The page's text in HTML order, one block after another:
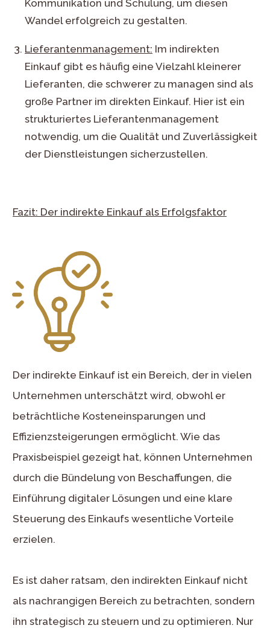
Kommunikation und Schulung, um diesen
Wandel erfolgreich zu gestalten.
Lieferantenmanagement: Im indirekten
Einkauf gibt es häufig eine Vielzahl kleinerer
Lieferanten, die schwerer zu managen sind als
große Partner im direkten Einkauf. Hier ist ein
strukturiertes Lieferantenmanagement
notwendig, um die Qualität und Zuverlässigkeit
der Dienstleistungen sicherzustellen.
Fazit: Der indirekte Einkauf als Erfolgsfaktor
Der indirekte Einkauf ist ein Bereich, der in vielen
Unternehmen unterschätzt wird, obwohl er
beträchtliche Kosteneinsparungen und
Effizienzsteigerungen ermöglicht. Wie das
Praxisbeispiel gezeigt hat, können Unternehmen
durch die Bündelung von Beschaffungen, die
Einführung digitaler Lösungen und eine klare
Steuerung des Einkaufs wesentliche Vorteile
erzielen.
Es ist daher ratsam, den indirekten Einkauf nicht
als nachrangigen Bereich zu betrachten, sondern
ihn strategisch zu steuern und zu optimieren. Nur